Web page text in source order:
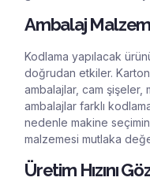
Ambalaj
Kodlama yapılacak
doğrudan etkiler.
ambalajlar, cam
ambalajlar farklı
nedenle makine
malzemesi mutlaka
Üretim Hızını